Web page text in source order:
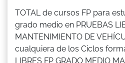
TOTAL de cursos FP para
grado medio en PRUEBAS
MANTENIMIENTO DE
cualquiera de los Ciclos
LIBRES FP GRADO MEDIO